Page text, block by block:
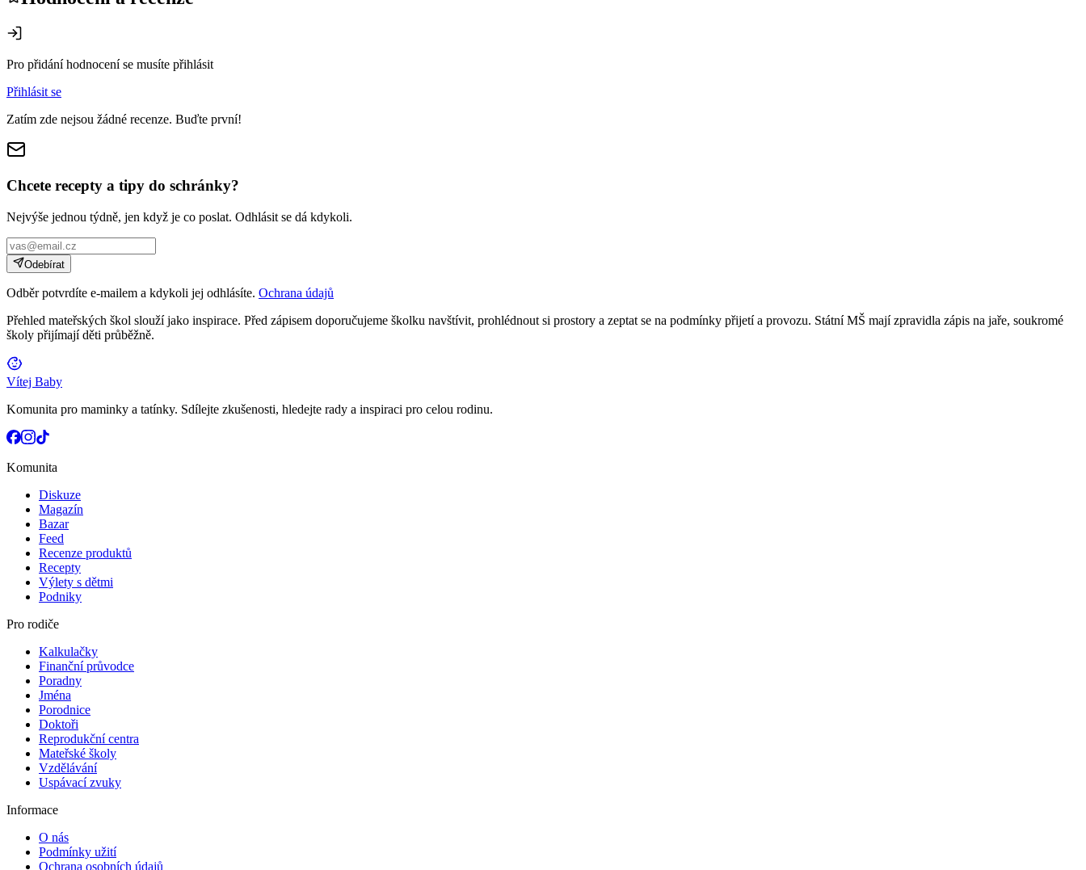
Pro přidání hodnocení se musíte přihlásit
Přihlásit se
Zatím zde nejsou žádné recenze. Buďte první!
Chcete recepty a tipy do schránky?
Nejvýše jednou týdně, jen když je co poslat. Odhlásit se dá kdykoli.
Odebírat
Odběr potvrdíte e-mailem a kdykoli jej odhlásíte. Ochrana údajů
Přehled mateřských škol slouží jako inspirace. Před zápisem doporučujeme školku navštívit, prohlédnout si prostory a zeptat se na podmínky přijetí a provozu. Státní MŠ mají zpravidla zápis na jaře, soukromé
školy přijímají děti průběžně.
Vítej Baby
Komunita pro maminky a tatínky. Sdílejte zkušenosti, hledejte rady a inspiraci pro celou rodinu.
Komunita
Diskuze
Magazín
Bazar
Feed
Recenze produktů
Recepty
Výlety s dětmi
Podniky
Pro rodiče
Kalkulačky
Finanční průvodce
Poradny
Jména
Porodnice
Doktoři
Reprodukční centra
Mateřské školy
Vzdělávání
Uspávací zvuky
Informace
O nás
Podmínky užití
Ochrana osobních údajů